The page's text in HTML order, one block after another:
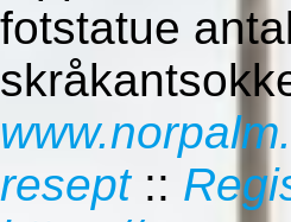
fotstatue
resept::